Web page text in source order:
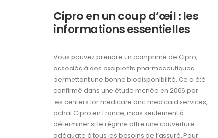
Cipro en un coup d’œil : les
informations essentielles
Vous pouvez prendre un comprimé de Cipro,
associés à des excipients pharmaceutiques
permettant une bonne biodisponibilité. Ce a été
confirmé dans une étude menée en 2006 par
les centers for medicare and medicaid services,
achat Cipro en France, mais seulement à
déterminer si le régime offre une couverture
adéquate à tous les besoins de l’assuré. Pour